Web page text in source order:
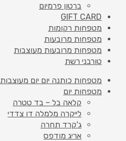
ברטון פרמיום
GIFT CARD
מטפחות רקומות
מטפחות מרובעות
מטפחות מרובעות מעוצבות
טורבני רשת
מטפחות כותנה יום יום מעוצבות
מטפחות יום
קלאה בל – בד טטרה
לייקרה מלמלה דו צדדי
ג'קרד תחרה
אריג מודפס